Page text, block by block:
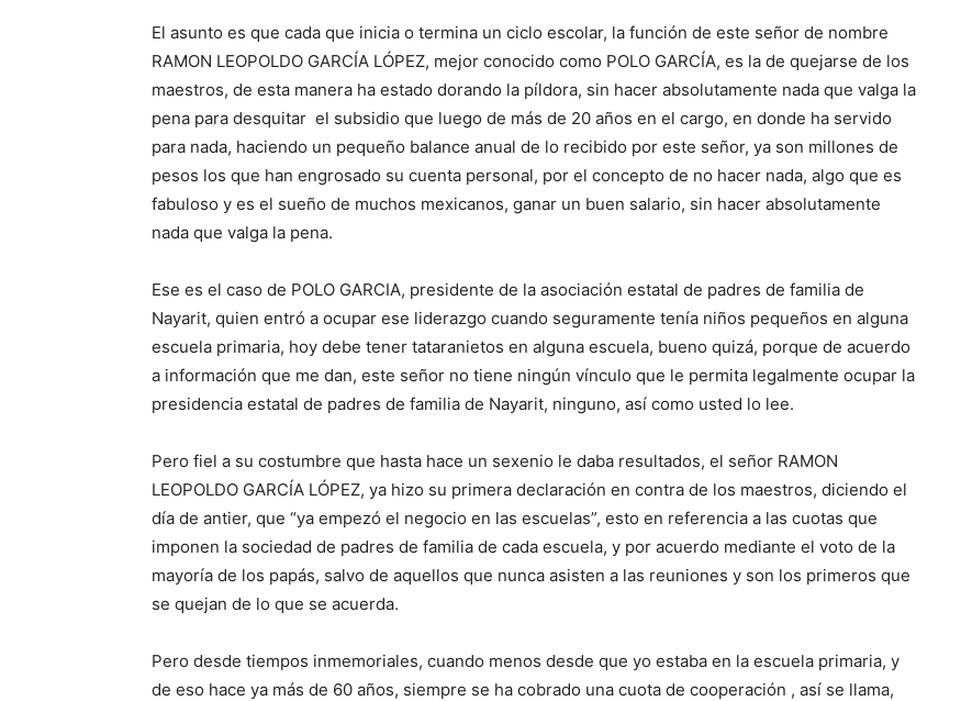
El asunto es que cada que inicia o termina un ciclo escolar, la función de este señor de nombre
RAMON LEOPOLDO GARCÍA LÓPEZ, mejor conocido como POLO GARCÍA, es la de quejarse de los
maestros, de esta manera ha estado dorando la píldora, sin hacer absolutamente nada que valga la
pena para desquitar el subsidio que luego de más de 20 años en el cargo, en donde ha servido
para nada, haciendo un pequeño balance anual de lo recibido por este señor, ya son millones de
pesos los que han engrosado su cuenta personal, por el concepto de no hacer nada, algo que es
fabuloso y es el sueño de muchos mexicanos, ganar un buen salario, sin hacer absolutamente
nada que valga la pena.
Ese es el caso de POLO GARCIA, presidente de la asociación estatal de padres de familia de
Nayarit, quien entró a ocupar ese liderazgo cuando seguramente tenía niños pequeños en alguna
escuela primaria, hoy debe tener tataranietos en alguna escuela, bueno quizá, porque de acuerdo
a información que me dan, este señor no tiene ningún vínculo que le permita legalmente ocupar la
presidencia estatal de padres de familia de Nayarit, ninguno, así como usted lo lee.
Pero fiel a su costumbre que hasta hace un sexenio le daba resultados, el señor RAMON
LEOPOLDO GARCÍA LÓPEZ, ya hizo su primera declaración en contra de los maestros, diciendo el
día de antier, que “ya empezó el negocio en las escuelas”, esto en referencia a las cuotas que
imponen la sociedad de padres de familia de cada escuela, y por acuerdo mediante el voto de la
mayoría de los papás, salvo de aquellos que nunca asisten a las reuniones y son los primeros que
se quejan de lo que se acuerda.
Pero desde tiempos inmemoriales, cuando menos desde que yo estaba en la escuela primaria, y
de eso hace ya más de 60 años, siempre se ha cobrado una cuota de cooperación , así se llama,